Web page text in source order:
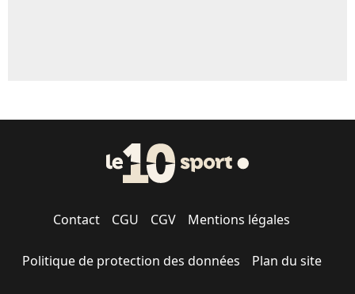
Contact CGU CGV Mentions légales
Politique de protection des données Plan du site